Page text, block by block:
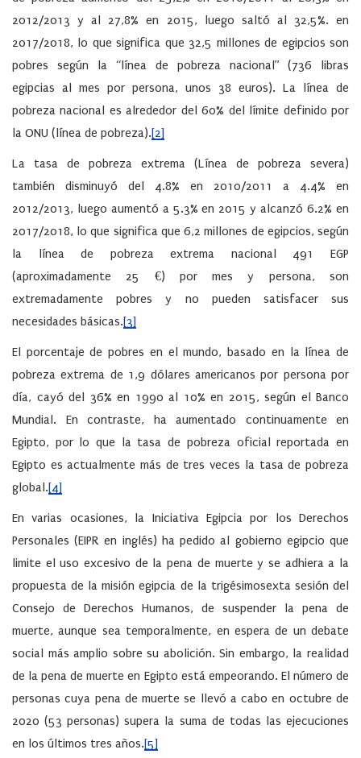
2012/2013 y al 27,8% en 2015, luego saltó al 32,5%. en
2017/2018, lo que significa que 32,5 millones de egipcios son
pobres según la “línea de pobreza nacional” (736 libras
egipcias al mes por persona, unos 38 euros). La línea de
pobreza nacional es alrededor del 60% del límite definido por
la ONU (línea de pobreza).[2]
La tasa de pobreza extrema (Línea de pobreza severa)
también disminuyó del 4.8% en 2010/2011 a 4.4% en
2012/2013, luego aumentó a 5.3% en 2015 y alcanzó 6.2% en
2017/2018, lo que significa que 6,2 millones de egipcios, según
la línea de pobreza extrema nacional 491 EGP
(aproximadamente 25 €) por mes y persona, son
extremadamente pobres y no pueden satisfacer sus
necesidades básicas.[3]
El porcentaje de pobres en el mundo, basado en la línea de
pobreza extrema de 1,9 dólares americanos por persona por
día, cayó del 36% en 1990 al 10% en 2015, según el Banco
Mundial. En contraste, ha aumentado continuamente en
Egipto, por lo que la tasa de pobreza oficial reportada en
Egipto es actualmente más de tres veces la tasa de pobreza
global.[4]
En varias ocasiones, la Iniciativa Egipcia por los Derechos
Personales (EIPR en inglés) ha pedido al gobierno egipcio que
limite el uso excesivo de la pena de muerte y se adhiera a la
propuesta de la misión egipcia de la trigésimosexta sesión del
Consejo de Derechos Humanos, de suspender la pena de
muerte, aunque sea temporalmente, en espera de un debate
social más amplio sobre su abolición. Sin embargo, la realidad
de la pena de muerte en Egipto está empeorando. El número de
personas cuya pena de muerte se llevó a cabo en octubre de
2020 (53 personas) supera la suma de todas las ejecuciones
en los últimos tres años.[5]